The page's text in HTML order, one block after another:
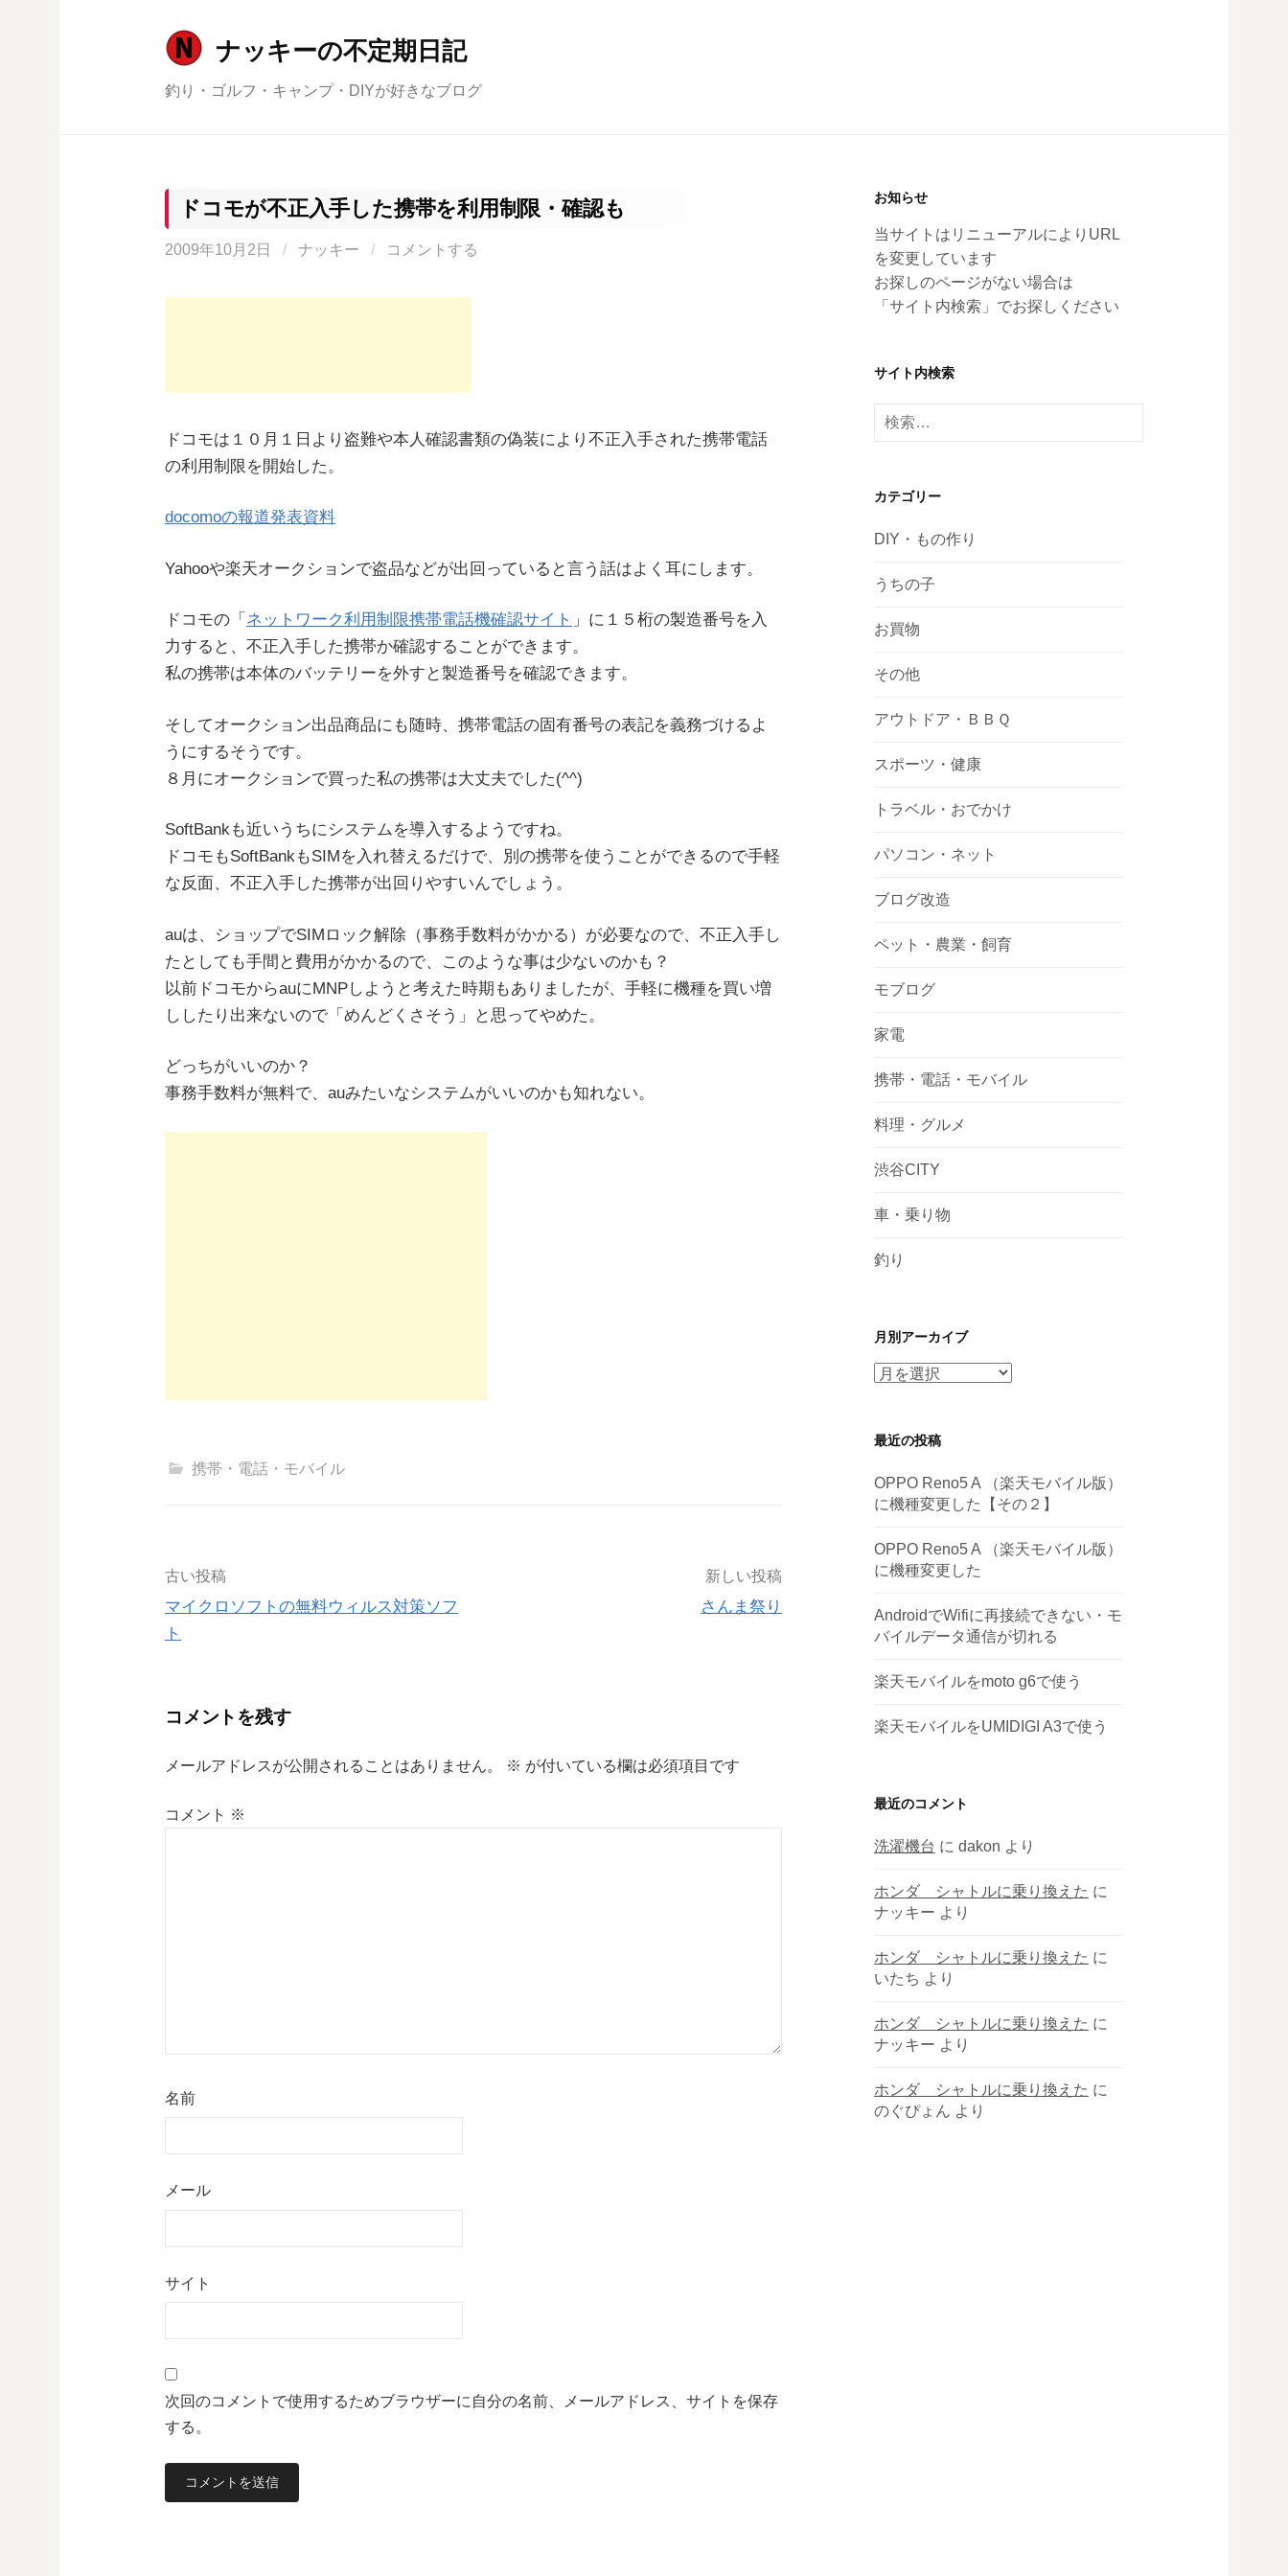
ナッキーの不定期日記
釣り・ゴルフ・キャンプ・DIYが好きなブログ
ドコモが不正入手した携帯を利用制限・確認も
2009年10月2日 / ナッキー / コメントする
ドコモは１０月１日より盗難や本人確認書類の偽装により不正入手された携帯電話
の利用制限を開始した。
docomoの報道発表資料
Yahooや楽天オークションで盗品などが出回っていると言う話はよく耳にします。
ドコモの「 ネットワーク利用制限携帯電話機確認サイト 」に１５桁の製造番号を入
力すると、不正入手した携帯か確認することができます。
私の携帯は本体のバッテリーを外すと製造番号を確認できます。
そしてオークション出品商品にも随時、携帯電話の固有番号の表記を義務づけるよ
うにするそうです。
８月にオークションで買った私の携帯は大丈夫でした(^^)
SoftBankも近いうちにシステムを導入するようですね。
ドコモもSoftBankもSIMを入れ替えるだけで、別の携帯を使うことができるので手軽
な反面、不正入手した携帯が出回りやすいんでしょう。
auは、ショップでSIMロック解除（事務手数料がかかる）が必要なので、不正入手し
たとしても手間と費用がかかるので、このような事は少ないのかも？
以前ドコモからauにMNPしようと考えた時期もありましたが、手軽に機種を買い増
ししたり出来ないので「めんどくさそう」と思ってやめた。
どっちがいいのか？
事務手数料が無料で、auみたいなシステムがいいのかも知れない。
携帯・電話・モバイル
投
稿
ビ
ゲ
ー
古い投稿
マイクロソフトの無料ウィルス対策ソフ
ト
新しい投稿
さんま祭り
コメントを残す
メールアドレスが公開されることはありません。 ※ が付いている欄は必須項目です
コメント ※
名前
メール
サイト
次回のコメントで使用するためブラウザーに自分の名前、メールアドレス、サイトを保存
する。
お知らせ
当サイトはリニューアルによりURL
を変更しています
お探しのページがない場合は
「サイト内検索」でお探しください
サイト内検索
検
索:
カテゴリー
DIY・もの作り
うちの子
お買物
その他
アウトドア・ＢＢＱ
スポーツ・健康
トラベル・おでかけ
パソコン・ネット
ブログ改造
ペット・農業・飼育
モブログ
家電
携帯・電話・モバイル
料理・グルメ
渋谷CITY
車・乗り物
釣り
月別アーカイブ
月
ー
イ
ブ
最近の投稿
OPPO Reno5 A （楽天モバイル版）
に機種変更した【その２】
OPPO Reno5 A （楽天モバイル版）
に機種変更した
AndroidでWifiに再接続できない・モ
バイルデータ通信が切れる
楽天モバイルをmoto g6で使う
楽天モバイルをUMIDIGI A3で使う
最近のコメント
洗濯機台 に dakon より
ホンダ シャトルに乗り換えた に
ナッキー より
ホンダ シャトルに乗り換えた に
いたち より
ホンダ シャトルに乗り換えた に
ナッキー より
ホンダ シャトルに乗り換えた に
のぐぴょん より